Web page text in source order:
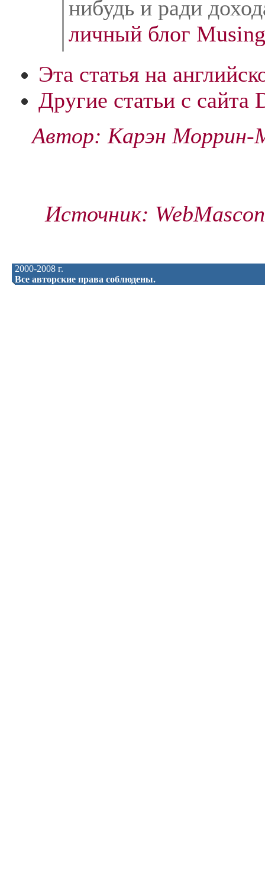
нибудь и ради
личный блог
Эта статья на
Другие статьи с сайта
Автор: Карэн
Источник:
2000-2008 г.
Все авторские права соблюдены.